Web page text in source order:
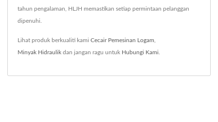
tahun pengalaman, HLJH memastikan setiap permintaan pelanggan
dipenuhi.
Lihat produk berkualiti kami Cecair Pemesinan Logam
Minyak Hidraulik dan jangan ragu untuk Hubungi Kami